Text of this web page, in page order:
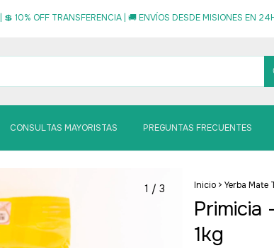
10% OFF TRANSFERENCIA | 🚚 ENVÍOS DESDE MISIONES EN
CONSULTAS MAYORISTAS PREGUNTAS FRECUENTES
1 / 3 Inicio > Yerba Mate
Primicia
1kg